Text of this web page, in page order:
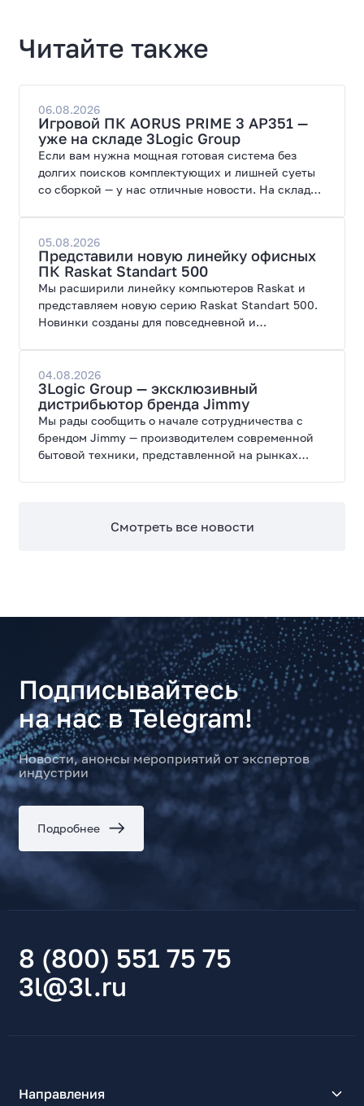
Читайте также
06.08.2026
Игровой ПК AORUS PRIME 3 AP351 —
уже на складе 3Logic Group
Если вам нужна мощная готовая система без
долгих поисков комплектующих и лишней суеты
со сборкой — у нас отличные новости. На склад
современных игр и работы с нейросетями.
05.08.2026
Представили новую линейку офисных
ПК Raskat Standart 500
Мы расширили линейку компьютеров Raskat и
представляем новую серию Raskat Standart 500.
Новинки созданы для повседневной и
широкие возможности модернизации.
04.08.2026
3Logic Group — эксклюзивный
дистрибьютор бренда Jimmy
Мы рады сообщить о начале сотрудничества с
брендом Jimmy — производителем современной
бытовой техники, представленной на рынках
Смотреть все новости
Подписывайтесь
на нас в Telegram!
Новости, анонсы мероприятий от экспертов
индустрии
Подробнее
8 (800) 551 75 75
3l@3l.ru
Направления